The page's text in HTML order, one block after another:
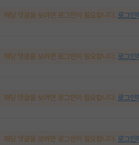
해당 댓글을 보려면 로그인이 필요합니다. 로그인
해당 댓글을 보려면 로그인이 필요합니다. 로그인
해당 댓글을 보려면 로그인이 필요합니다. 로그인
해당 댓글을 보려면 로그인이 필요합니다. 로그인